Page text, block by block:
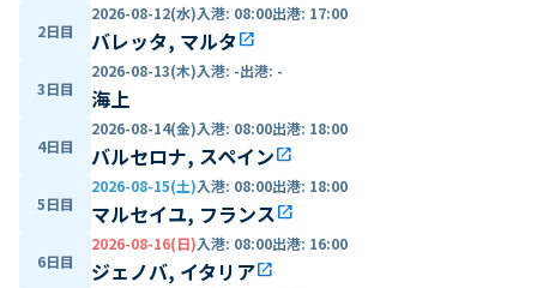
2日目
2026-08-12(水)入港: 08:00出港: 17:00
バレッタ, マルタopen_in_new
3日目
2026-08-13(木)入港: -出港: -
海上
4日目
2026-08-14(金)入港: 08:00出港: 18:00
バルセロナ, スペインopen_in_new
5日目
2026-08-15(土)入港: 08:00出港: 18:00
マルセイユ, フランスopen_in_new
6日目
2026-08-16(日)入港: 08:00出港: 16:00
ジェノバ, イタリアopen_in_new